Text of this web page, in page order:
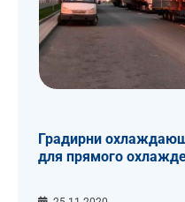
Градирни
для прямого